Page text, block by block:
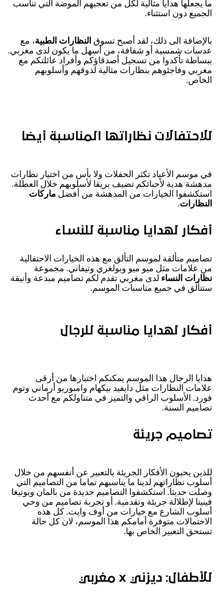
ما يجعلها هدايا مثالية لكل من تعجبهم الموضة التي تناسب
الجميع دون استثناء.
بالإضافة الى ذلك، لقد أصبح تسوق النظارات الطبية، مع
عدسات شمسية أو شفافة، من أسهل ما يكون لدى مغربي.
ببساطة تأكدوا من تسجيل أصدقاؤكم وأفراد عائلتكم مع
مغربي وفاجئوهم بنظارات مثالية لذوقهم وأسلوبهم
الخاص.
للاحتفالات نظاراتها المناسبة أيضا
في موسم الأعياد تكثر الحفلات ولا بأس من اختيار نظارات
مدهشة هدية لأحبائكم تضيف بريقا لأسلوبهم خلال العطلة.
استكشفوا الخيارات من المدهشة من أفضل ماركات
النظارات.
أفكار لهدايا مناسبة للنساء
تصاميم متألقة لموسم التألق مع هذه الخيارات الاحتفالية
من علامات مثل ميو ميو وبولغري وتيفاني. مجموعة
نظارات النساء لدى مغربي تقدم لكم تصاميم مبدعة وأنيقة
ستتألق في جميع مناسبات الموسم.
أفكار لهدايا مناسبة للرجال
هدايا الرجال هذا الموسم يمكنكم اختيارها من أرقى
علامات النظارات مثل دايفيد بيكهام وامبوريو أرماني وتوم
فورد. الأسلوب الراقي والتميز في متناولكم مع أحدث
تصاميم السنة.
تصاميم جريئة
للذين يحبون الأفكار الجريئة بالتعبير عن أنفسهم من خلال
أسلوب نظاراتهم لدينا ما يناسبهم تماما من التصاميم التي
وصلت حديثا. استكشفوا التصاميم جديدة من بالمان وبوتيغا
فينيتا لإطلالة جريئة وتقدمية. أو تجربة تصاميم من وحي
أسلوب الشارع مع خيارات من أوف وايت. كل هذه
الاحتمالات متوفرة أمامكم هذا الموسم، لان كل حالة
تستحق التعبير الخاص بها.
للأطفال: ديزني x مغربي